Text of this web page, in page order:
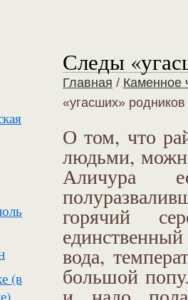
(в
Следы
Главная / Каменное
«угасших» родников
О том, что
людьми,
Аличура
горячий
вода,
большой